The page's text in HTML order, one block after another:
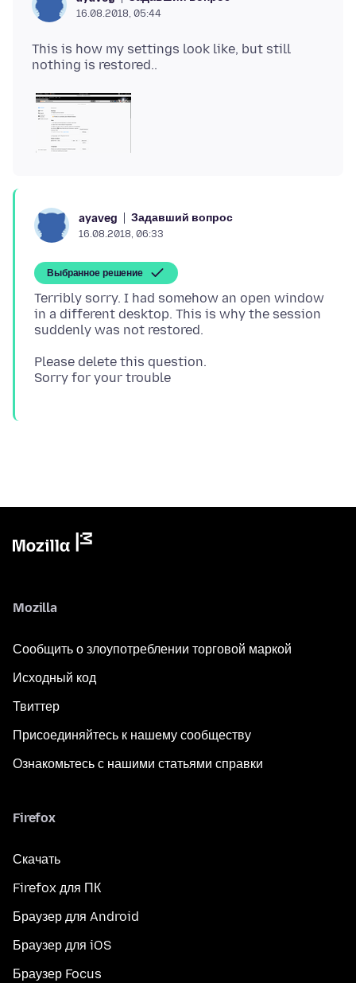
16.08.2018, 05:44
This is how my settings look like, but still
ayaveg Задавший вопрос
16.08.2018, 06:33
Выбранное решение
Terribly sorry. I had somehow an open window
in a different desktop. This is why the session
Please delete this question.
Mozilla
Сообщить о злоупотреблении торговой маркой
Исходный код
Твиттер
Присоединяйтесь к нашему сообществу
Ознакомьтесь с нашими статьями справки
Firefox
Скачать
Firefox для ПК
Браузер для Android
Браузер для iOS
Браузер Focus